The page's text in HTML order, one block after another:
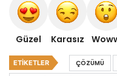
Güzel Karasız
ETIKETLER ÇÖZÜMÜ